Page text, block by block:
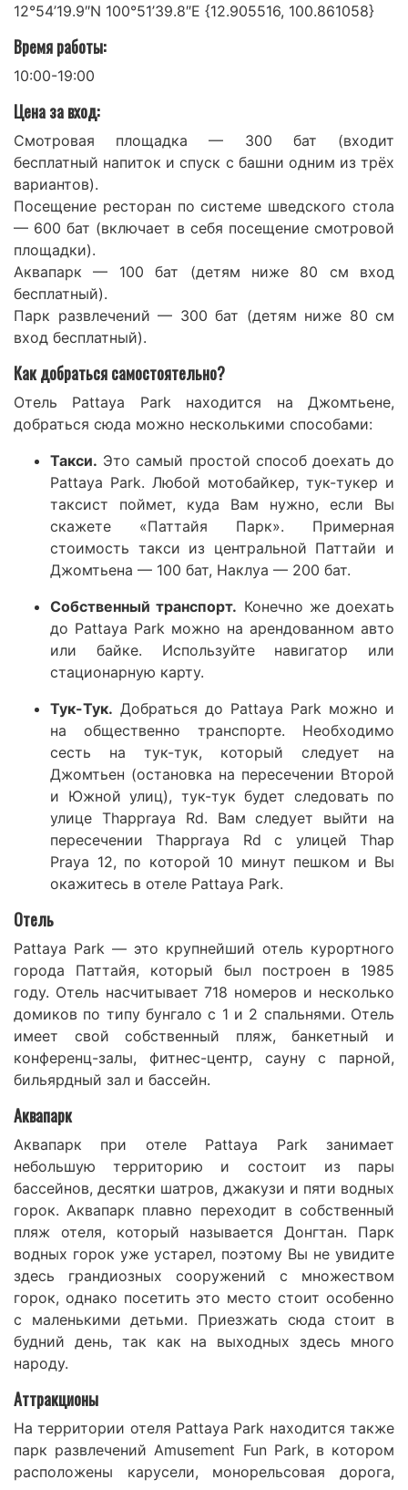
12°54’19.9″N 100°51’39.8″E {12.905516, 100.861058}
Время работы:
10:00-19:00
Цена за вход:
Смотровая площадка — 300 бат (входит
бесплатный напиток и спуск с башни одним из трёх
вариантов).
Посещение ресторан по системе шведского стола
— 600 бат (включает в себя посещение смотровой
площадки).
Аквапарк — 100 бат (детям ниже 80 см вход
бесплатный).
Парк развлечений — 300 бат (детям ниже 80 см
вход бесплатный).
Как добраться самостоятельно?
Отель Pattaya Park находится на Джомтьене,
добраться сюда можно несколькими способами:
Такси. Это самый простой способ доехать до
Pattaya Park. Любой мотобайкер, тук-тукер и
таксист поймет, куда Вам нужно, если Вы
скажете «Паттайя Парк». Примерная
стоимость такси из центральной Паттайи и
Джомтьена — 100 бат, Наклуа — 200 бат.
Собственный транспорт. Конечно же доехать
до Pattaya Park можно на арендованном авто
или байке. Используйте навигатор или
стационарную карту.
Тук-Тук. Добраться до Pattaya Park можно и
на общественно транспорте. Необходимо
сесть на тук-тук, который следует на
Джомтьен (остановка на пересечении Второй
и Южной улиц), тук-тук будет следовать по
улице Thappraya Rd. Вам следует выйти на
пересечении Thappraya Rd с улицей Thap
Praya 12, по которой 10 минут пешком и Вы
окажитесь в отеле Pattaya Park.
Отель
Pattaya Park — это крупнейший отель курортного
города Паттайя, который был построен в 1985
году. Отель насчитывает 718 номеров и несколько
домиков по типу бунгало с 1 и 2 спальнями. Отель
имеет свой собственный пляж, банкетный и
конференц-залы, фитнес-центр, сауну с парной,
бильярдный зал и бассейн.
Аквапарк
Аквапарк при отеле Pattaya Park занимает
небольшую территорию и состоит из пары
бассейнов, десятки шатров, джакузи и пяти водных
горок. Аквапарк плавно переходит в собственный
пляж отеля, который называется Донгтан. Парк
водных горок уже устарел, поэтому Вы не увидите
здесь грандиозных сооружений с множеством
горок, однако посетить это место стоит особенно
с маленькими детьми. Приезжать сюда стоит в
будний день, так как на выходных здесь много
народу.
Аттракционы
На территории отеля Pattaya Park находится также
парк развлечений Amusement Fun Park, в котором
расположены карусели, монорельсовая дорога,